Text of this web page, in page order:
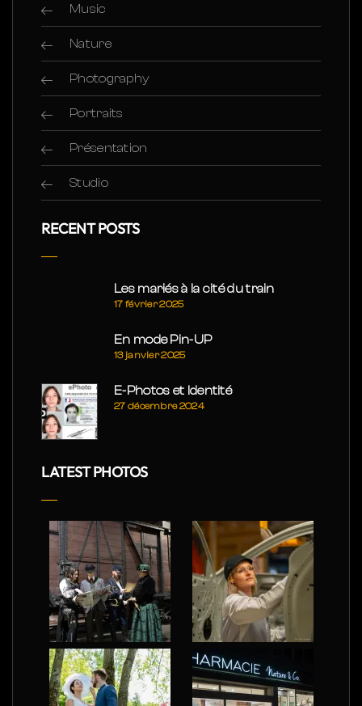
Music
Nature
Photography
Portraits
Présentation
Studio
RECENT POSTS
Les mariés à la cité du train
17 février 2025
En mode Pin-UP
13 janvier 2025
E-Photos et Identité
27 décembre 2024
LATEST PHOTOS